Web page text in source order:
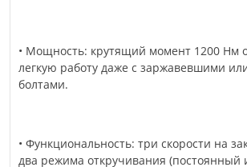
• Мощность: крутящий момент 1200 Нм
легкую работу даже с заржавевшими
болтами.
• Функциональность: три скорости на
два режима откручивания (постоянный